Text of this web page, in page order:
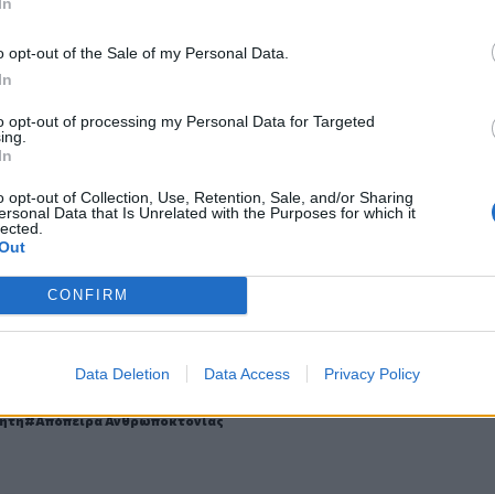
opt-out of the Sale of my Personal Data.
opt-out of processing my Personal Data for Targeted
opt-out of Collection, Use, Retention, Sale, and/or Sharing
Data that Is Unrelated with the Purposes for which it
CONFIRM
Data Deletion Data Access Privacy Policy
Google Newsκαι στοFacebook
μας στο
Απόπειρα Ανθρωποκτονίας